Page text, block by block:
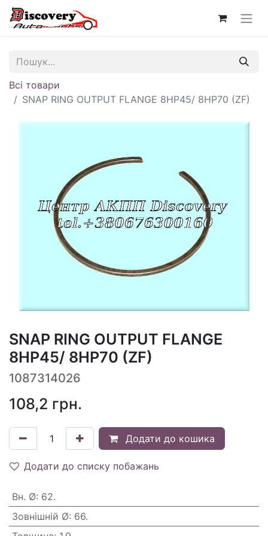
Всі товари
SNAP RING OUTPUT FLANGE 8HP45/ 8HP70 (ZF)
SNAP RING OUTPUT FLANGE
8HP45/ 8HP70 (ZF)
1087314026
108,2 грн.
Додати до кошика
Додати до списку побажань
Вн. Ø: 62.
Зовнішній Ø: 66.